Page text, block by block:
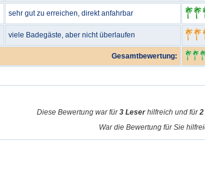
sehr gut zu erreichen, direkt anfahrbar
viele Badegäste, aber nicht überlaufen
Gesamtbewertung:
Diese Bewertung war für3 Leserhilfreich und für
War die Bewertung für Sie